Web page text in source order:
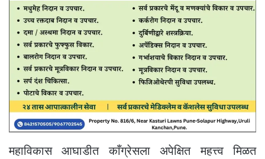
महाविकास आघाडीत काँग्रेसला अपेक्षित महत्त्व मिळत